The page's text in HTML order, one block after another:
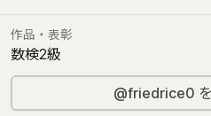
作品・表彰
数検2級
@friedrice0